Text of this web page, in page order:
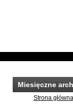
Miesięczne
Strona główna